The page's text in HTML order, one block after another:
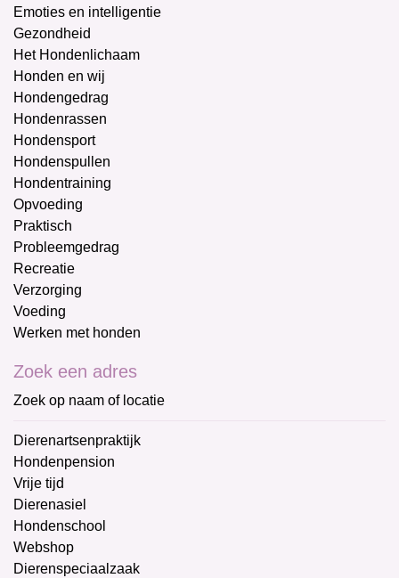
Emoties en intelligentie
Gezondheid
Het Hondenlichaam
Honden en wij
Hondengedrag
Hondenrassen
Hondensport
Hondenspullen
Hondentraining
Opvoeding
Praktisch
Probleemgedrag
Recreatie
Verzorging
Voeding
Werken met honden
Zoek een adres
Zoek op naam of locatie
Dierenartsenpraktijk
Hondenpension
Vrije tijd
Dierenasiel
Hondenschool
Webshop
Dierenspeciaalzaak